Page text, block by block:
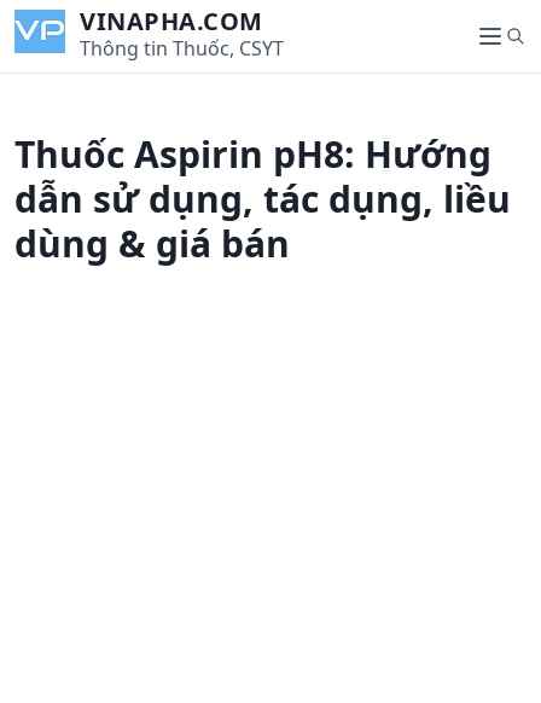
i
VINAPHA.COM
Thông tin Thuốc, CSYT
M
e
S
e
Thuốc Aspirin pH8: Hướng
dẫn sử dụng, tác dụng, liều
dùng & giá bán